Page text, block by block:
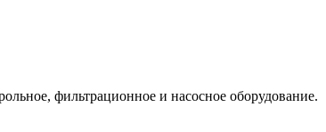
фильтрационное и насосное оборудование.